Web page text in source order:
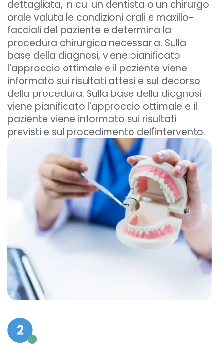
dettagliata, in cui un dentista o un chirurgo
orale valuta le condizioni orali e maxillo-
facciali del paziente e determina la
procedura chirurgica necessaria. Sulla
base della diagnosi, viene pianificato
l'approccio ottimale e il paziente viene
informato sui risultati attesi e sul decorso
della procedura. Sulla base della diagnosi
viene pianificato l'approccio ottimale e il
paziente viene informato sui risultati
previsti e sul procedimento dell'intervento.